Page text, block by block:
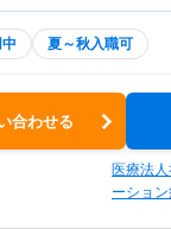
夏～秋入職可
合わせる
医療法
ーショ